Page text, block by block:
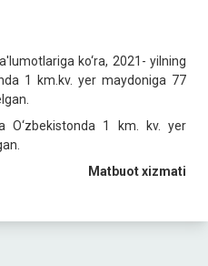
ko‘ra, 2021- yilning
1 km.kv. yer maydoniga 77
O‘zbekistonda 1 km. kv. yer
Matbuotxizmati